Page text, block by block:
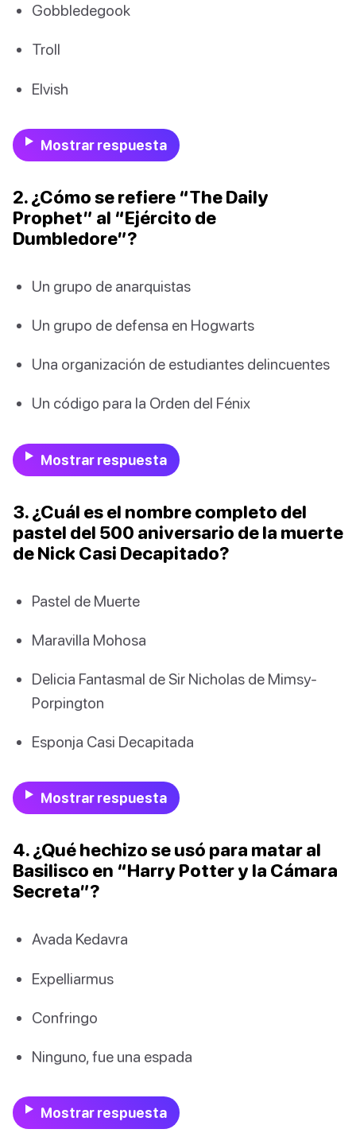
Gobbledegook
Troll
Elvish
Mostrar respuesta
2. ¿Cómo se refiere “The Daily
Prophet” al “Ejército de
Dumbledore”?
Un grupo de anarquistas
Un grupo de defensa en Hogwarts
Una organización de estudiantes delincuentes
Un código para la Orden del Fénix
Mostrar respuesta
3. ¿Cuál es el nombre completo del
pastel del 500 aniversario de la muerte
de Nick Casi Decapitado?
Pastel de Muerte
Maravilla Mohosa
Delicia Fantasmal de Sir Nicholas de Mimsy-
Porpington
Esponja Casi Decapitada
Mostrar respuesta
4. ¿Qué hechizo se usó para matar al
Basilisco en “Harry Potter y la Cámara
Secreta”?
Avada Kedavra
Expelliarmus
Confringo
Ninguno, fue una espada
Mostrar respuesta